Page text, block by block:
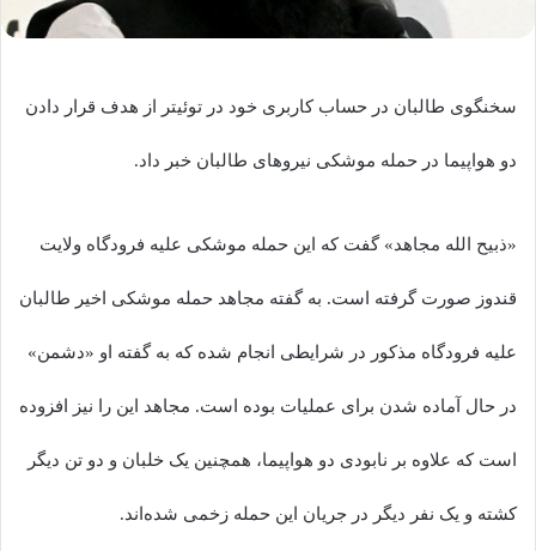
سخنگوی طالبان در حساب کاربری خود در توئیتر از هدف قرار دادن
دو هواپیما در حمله موشکی نیروهای طالبان خبر داد.
«ذبیح الله مجاهد» گفت که این حمله موشکی علیه فرودگاه ولایت
قندوز صورت گرفته است. به گفته مجاهد حمله موشکی اخیر طالبان
علیه فرودگاه مذکور در شرایطی انجام شده که به گفته او «دشمن»
در حال آماده شدن برای عملیات بوده است. مجاهد این را نیز افزوده
است که علاوه بر نابودی دو هواپیما، همچنین یک خلبان و دو تن دیگر
کشته و یک نفر دیگر در جریان این حمله زخمی شده‌اند.